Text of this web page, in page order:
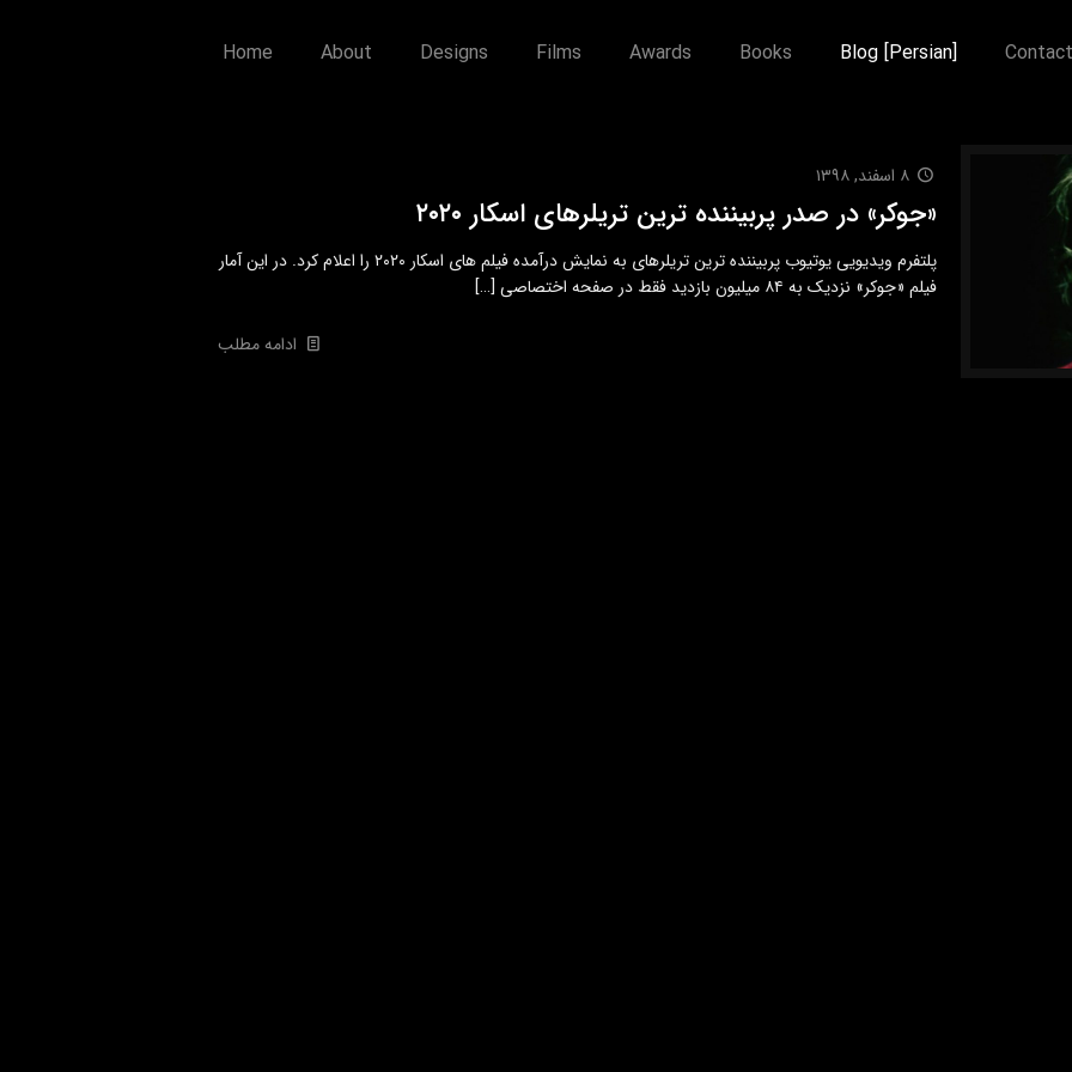
Blog [Persian]
Books
Awards
Films
Designs
About
Home
۸ اسفند, ۱۳۹۸
«جوکر» در صدر پربیننده ترین تریلرهای اسکار ۲۰۲۰
پلتفرم ویدیویی یوتیوب پربیننده ترین تریلرهای به نمایش درآمده فیلم های اسکار ۲۰۲۰ را اعلام کرد. در این آمار
فیلم «جوکر» نزدیک به ۸۴ میلیون بازدید فقط در صفحه اختصاصی
[…]
ادامه مطلب